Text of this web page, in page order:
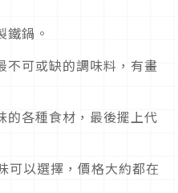
鍋。
不可或缺的調味料，有畫
的各種食材，最後擺上代
可以選擇，價格大約都在